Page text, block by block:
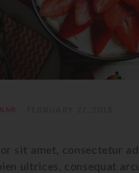
sit amet, consectetur
ultrices, consequat